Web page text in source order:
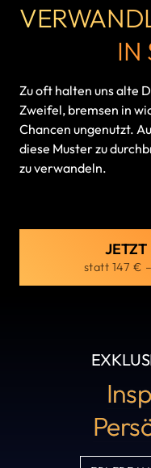
IN
Zu oft halten uns alte
Zweifel, bremsen in
Chancen ungenutzt.
diese Muster zu
zu verwandeln.
JETZT
statt 147 €